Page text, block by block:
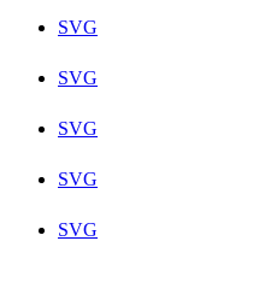
SVG
SVG
SVG
SVG
SVG